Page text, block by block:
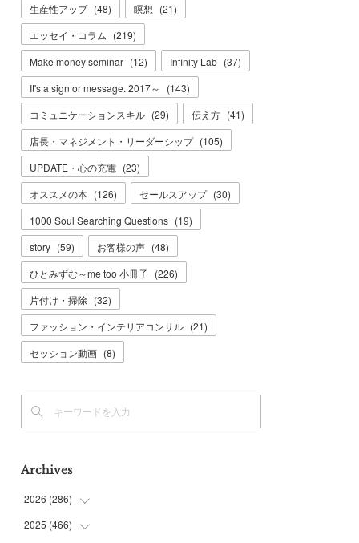
生産性アップ (48) 瞑想 (21)
エッセイ・コラム (219)
Make money seminar (12) Infinity Lab (37)
It's a sign or message. 2017～
(143)
コミュニケーションスキル (29) 伝え方 (41)
店長・マネジメント・リーダーシップ (105)
UPDATE・心の充電 (23)
オススメの本 (126) セールスアップ (30)
1000 Soul Searching Questions (19)
story (59) お客様の声 (48)
ひとみずむ～me too 小冊子 (226)
片付け・掃除 (32)
ファッション・インテリアコンサル (21)
セッション動画 (8)
Archives
2026 (286)
(7)
2025 (466)